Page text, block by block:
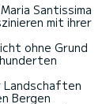
Santissima
mit ihrer
ohne Grund
Landschaften
Bergen